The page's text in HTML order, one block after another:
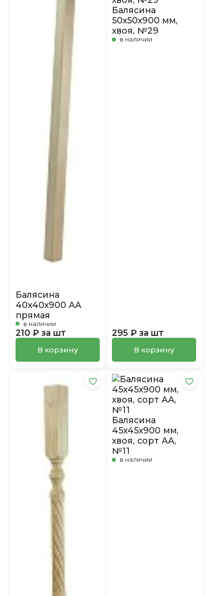
Балясина
40х40х900 АА
прямая
в наличии
210 ₽ за шт
В корзину
Балясина
50х50х900 мм,
хвоя, №29
в наличии
295 ₽ за шт
В корзину
Балясина
45х45х900 мм,
хвоя, сорт АА,
№11
в наличии